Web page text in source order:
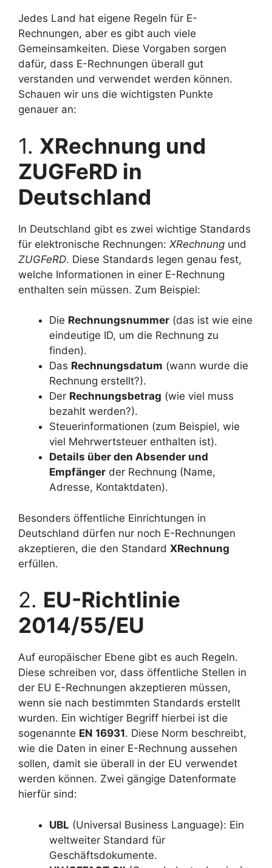
Jedes Land hat eigene Regeln für E-
Rechnungen, aber es gibt auch viele
Gemeinsamkeiten. Diese Vorgaben sorgen
dafür, dass E-Rechnungen überall gut
verstanden und verwendet werden können.
Schauen wir uns die wichtigsten Punkte
genauer an:
1. XRechnung und
ZUGFeRD in
Deutschland
In Deutschland gibt es zwei wichtige Standards
für elektronische Rechnungen: XRechnung und
ZUGFeRD. Diese Standards legen genau fest,
welche Informationen in einer E-Rechnung
enthalten sein müssen. Zum Beispiel:
Die Rechnungsnummer (das ist wie eine
eindeutige ID, um die Rechnung zu
finden).
Das Rechnungsdatum (wann wurde die
Rechnung erstellt?).
Der Rechnungsbetrag (wie viel muss
bezahlt werden?).
Steuerinformationen (zum Beispiel, wie
viel Mehrwertsteuer enthalten ist).
Details über den Absender und
Empfänger der Rechnung (Name,
Adresse, Kontaktdaten).
Besonders öffentliche Einrichtungen in
Deutschland dürfen nur noch E-Rechnungen
akzeptieren, die den Standard XRechnung
erfüllen.
2. EU-Richtlinie
2014/55/EU
Auf europäischer Ebene gibt es auch Regeln.
Diese schreiben vor, dass öffentliche Stellen in
der EU E-Rechnungen akzeptieren müssen,
wenn sie nach bestimmten Standards erstellt
wurden. Ein wichtiger Begriff hierbei ist die
sogenannte EN 16931. Diese Norm beschreibt,
wie die Daten in einer E-Rechnung aussehen
sollen, damit sie überall in der EU verwendet
werden können. Zwei gängige Datenformate
hierfür sind:
UBL (Universal Business Language): Ein
weltweiter Standard für
Geschäftsdokumente.